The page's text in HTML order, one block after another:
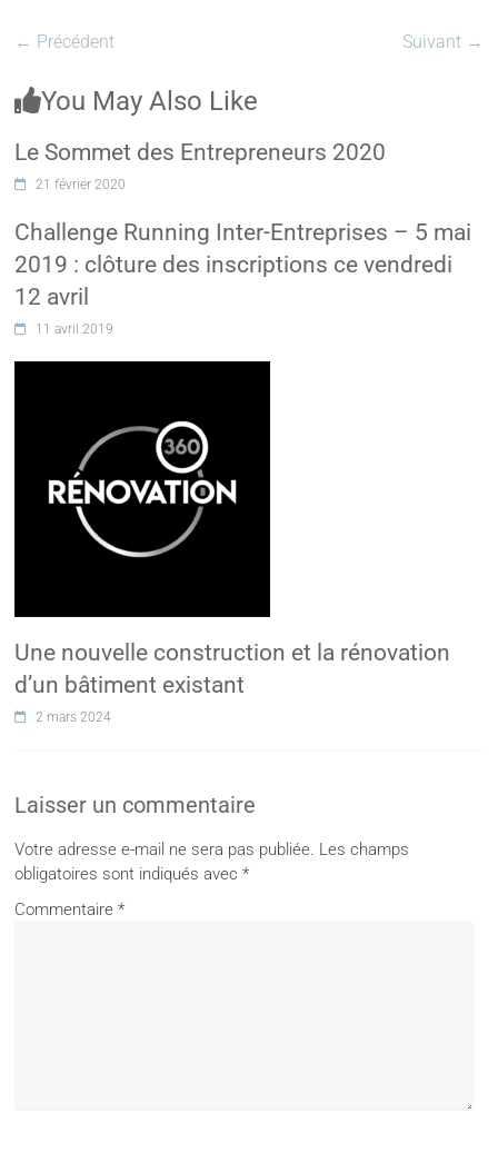
← Précédent Suivant →
You May Also Like
Le Sommet des Entrepreneurs 2020
21 février 2020
Challenge Running Inter-Entreprises – 5 mai
2019 : clôture des inscriptions ce vendredi
12 avril
11 avril 2019
Une nouvelle construction et la rénovation
d’un bâtiment existant
2 mars 2024
Laisser un commentaire
Votre adresse e-mail ne sera pas publiée. Les champs
obligatoires sont indiqués avec*
Commentaire*